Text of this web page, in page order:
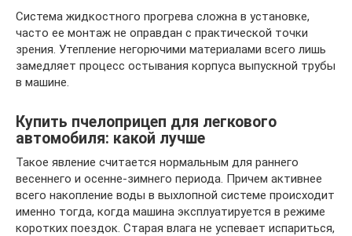
Система жидкостного прогрева сложна в установке,
часто ее монтаж не оправдан с практической точки
зрения. Утепление негорючими материалами всего лишь
замедляет процесс остывания корпуса выпускной трубы
в машине.
Купить пчелоприцеп для легкового
автомобиля: какой лучше
Такое явление считается нормальным для раннего
весеннего и осенне-зимнего периода. Причем активнее
всего накопление воды в выхлопной системе происходит
именно тогда, когда машина эксплуатируется в режиме
коротких поездок. Старая влага не успевает испариться,